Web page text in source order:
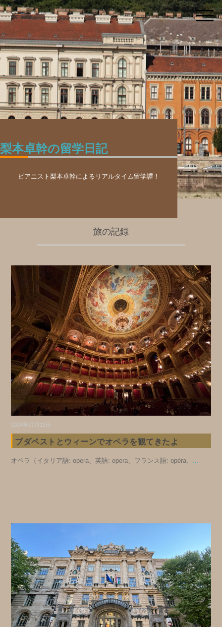
梨本卓幹の留学日記
ピアニスト梨本卓幹によるリアルタイム留学譚！
旅の記録
2024年07月11日
ブダペストとウィーンでオペラを観てきたよ
オペラ（イタリア語: opera、英語: opera、フランス語: opéra、